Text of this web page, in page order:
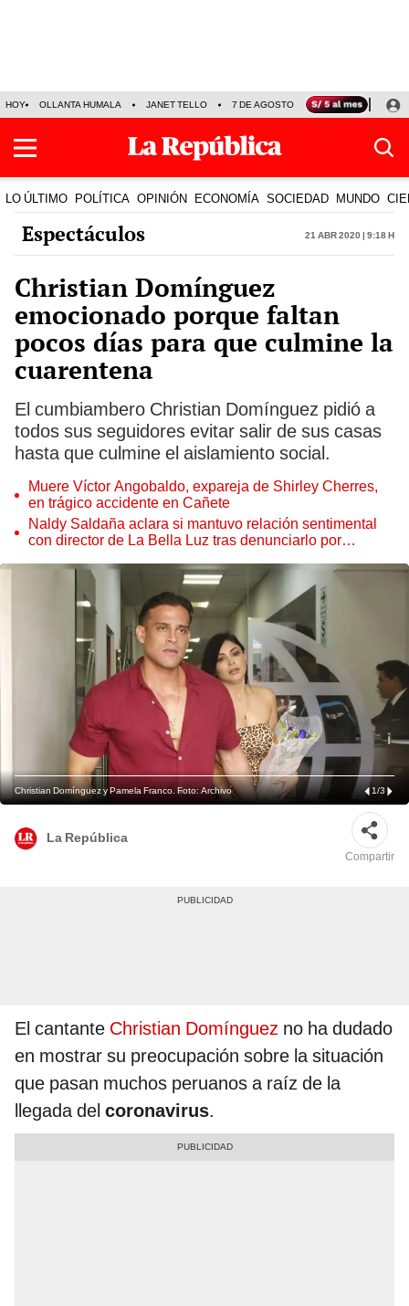
HOY OLLANTA HUMALA JANET TELLO 7 DE AGOSTO TINKA RESULTADOS
LO ÚLTIMO POLÍTICA OPINIÓN ECONOMÍA SOCIEDAD MUNDO
Espectáculos 21 Abr 2020 | 9:18 h
Christian Domínguez
emocionado porque faltan
pocos días para que culmine la
cuarentena
El cumbiambero Christian Domínguez pidió a
todos sus seguidores evitar salir de sus casas
hasta que culmine el aislamiento social.
Muere Víctor Angobaldo, expareja de Shirley Cherres,
en trágico accidente en Cañete
Naldy Saldaña aclara si mantuvo relación sentimental
con director de La Bella Luz tras denunciarlo por
Christian Domínguez y Pamela Franco. Foto: Archivo 1/3
La República
Compartir
El cantante Christian Domínguez no ha dudado
en mostrar su preocupación sobre la situación
que pasan muchos peruanos a raíz de la
llegada del coronavirus.